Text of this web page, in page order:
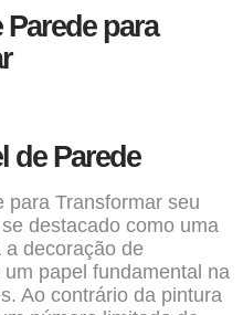
para
de Parede
para Transformar seu
destacado como uma
decoração de
papel fundamental na
Ao contrário da pintura